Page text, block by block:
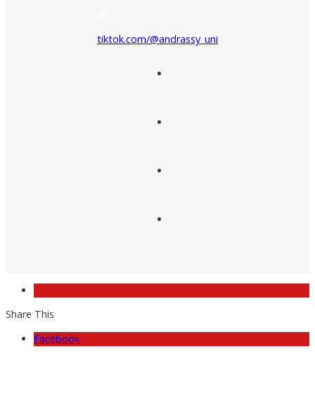
tiktok.com/@andrassy_uni
Share This
Facebook